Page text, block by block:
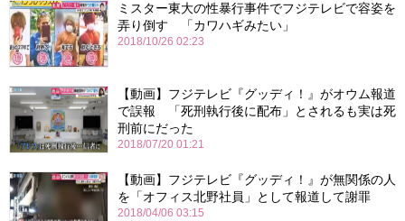
ミスター東大の性暴行事件でフジテレビで容姿を
弄り倒す 「カワハギみたい」
2018/10/26 02:23
【動画】フジテレビ『グッディ！』がオウム報道
で誤報 「死刑執行後に配布」とされるも実は死
刑前にだった
2018/07/20 01:21
【動画】フジテレビ『グッディ！』が無関係の人
を「オフィス北野社員」として報道して謝罪
2018/04/06 03:15